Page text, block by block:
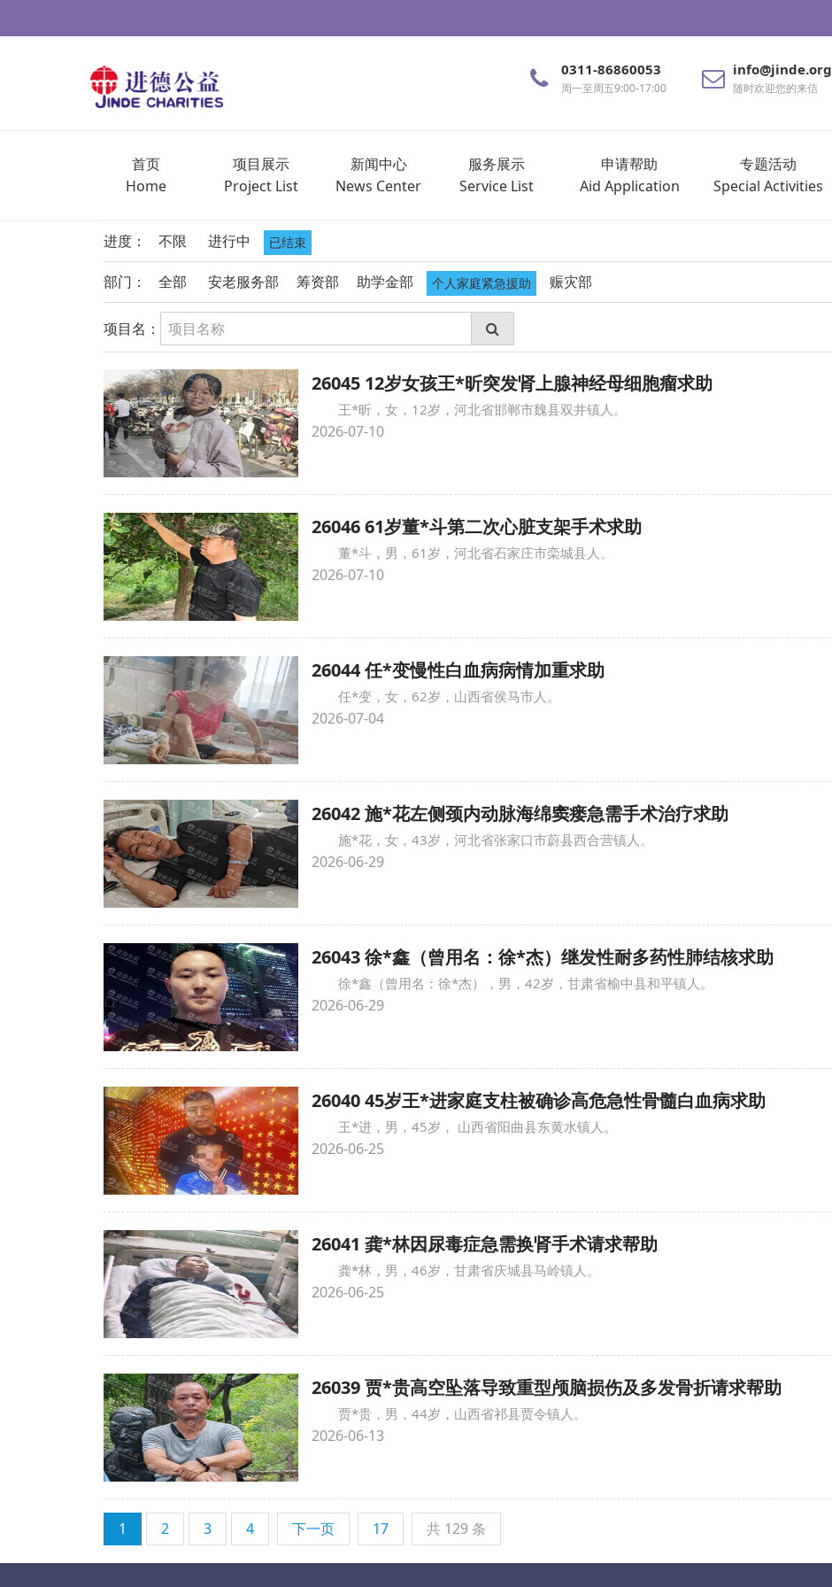
0311-86860053
周一至周五9:00-17:00
info@jinde.org
随时欢迎您的来信
首页
Home
项目展示
Project List
新闻中心
News Center
服务展示
Service List
申请帮助
Aid Application
专题活动
Special Activities
进度： 不限 进行中 已结束
部门： 全部 安老服务部 筹资部 助学金部 个人家庭紧急援助 赈灾部
项目名：
26045 12岁女孩王*昕突发肾上腺神经母细胞瘤求助
王*昕，女，12岁，河北省邯郸市魏县双井镇人。
2026-07-10
26046 61岁董*斗第二次心脏支架手术求助
董*斗，男，61岁，河北省石家庄市栾城县人。
2026-07-10
26044 任*变慢性白血病病情加重求助
任*变，女，62岁，山西省侯马市人。
2026-07-04
26042 施*花左侧颈内动脉海绵窦瘘急需手术治疗求助
施*花，女，43岁，河北省张家口市蔚县西合营镇人。
2026-06-29
26043 徐*鑫（曾用名：徐*杰）继发性耐多药性肺结核求助
徐*鑫（曾用名：徐*杰），男，42岁，甘肃省榆中县和平镇人。
2026-06-29
26040 45岁王*进家庭支柱被确诊高危急性骨髓白血病求助
王*进，男，45岁， 山西省阳曲县东黄水镇人。
2026-06-25
26041 龚*林因尿毒症急需换肾手术请求帮助
龚*林，男，46岁，甘肃省庆城县马岭镇人。
2026-06-25
26039 贾*贵高空坠落导致重型颅脑损伤及多发骨折请求帮助
贾*贵，男，44岁，山西省祁县贾令镇人。
2026-06-13
1 2 3 4 下一页 17 共 129 条